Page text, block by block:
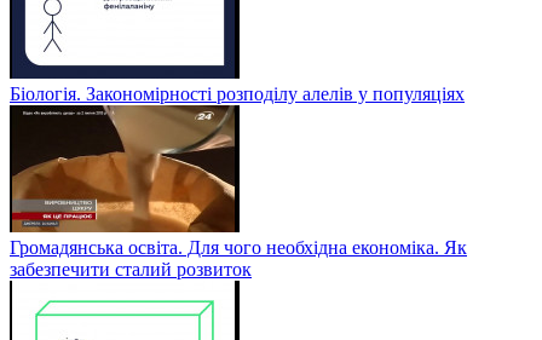
Біологія. Закономірності розподілу алелів у популяціях
Громадянська освіта. Для чого необхідна економіка. Як
забезпечити сталий розвиток